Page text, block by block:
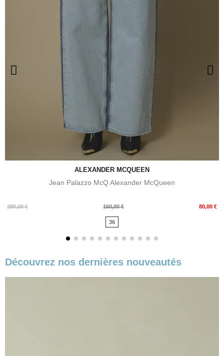
ALEXANDER MCQUEEN
Jean Palazzo McQ Alexander McQueen
290,00 €
Prix
160,00 € 80,00 €
Prix
36
Découvrez nos dernières nouveautés